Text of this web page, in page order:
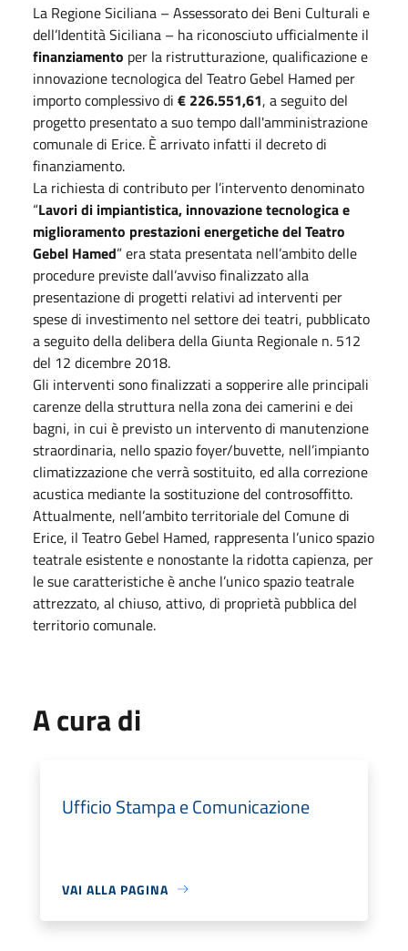
La Regione Siciliana – Assessorato dei Beni Culturali e
dell’Identità Siciliana – ha riconosciuto ufficialmente il
finanziamento per la ristrutturazione, qualificazione e
innovazione tecnologica del Teatro Gebel Hamed per
importo complessivo di € 226.551,61, a seguito del
progetto presentato a suo tempo dall'amministrazione
comunale di Erice. È arrivato infatti il decreto di
finanziamento.
La richiesta di contributo per l’intervento denominato
“Lavori di impiantistica, innovazione tecnologica e
miglioramento prestazioni energetiche del Teatro
Gebel Hamed” era stata presentata nell’ambito delle
procedure previste dall’avviso finalizzato alla
presentazione di progetti relativi ad interventi per
spese di investimento nel settore dei teatri, pubblicato
a seguito della delibera della Giunta Regionale n. 512
del 12 dicembre 2018.
Gli interventi sono finalizzati a sopperire alle principali
carenze della struttura nella zona dei camerini e dei
bagni, in cui è previsto un intervento di manutenzione
straordinaria, nello spazio foyer/buvette, nell’impianto
climatizzazione che verrà sostituito, ed alla correzione
acustica mediante la sostituzione del controsoffitto.
Attualmente, nell’ambito territoriale del Comune di
Erice, il Teatro Gebel Hamed, rappresenta l’unico spazio
teatrale esistente e nonostante la ridotta capienza, per
le sue caratteristiche è anche l’unico spazio teatrale
attrezzato, al chiuso, attivo, di proprietà pubblica del
territorio comunale.
A cura di
Ufficio Stampa e Comunicazione
VAI ALLA PAGINA